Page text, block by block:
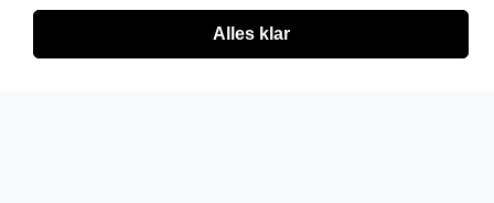
Alles klar